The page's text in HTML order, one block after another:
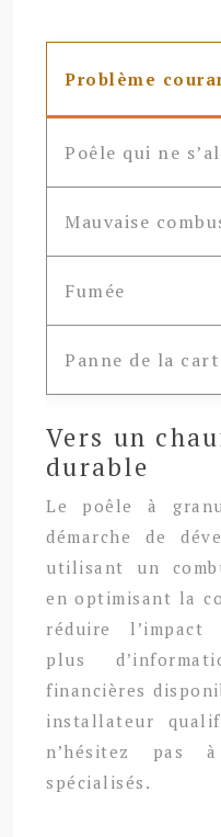
Problème
Poêle qui ne
Mauvaise
Fumée
Panne de la
Vers un
durable
Le poêle à
démarche de
utilisant un
en optimisant la
réduire l’impact
plus
financières
installateur
n’hésitez pas
spécialisés.